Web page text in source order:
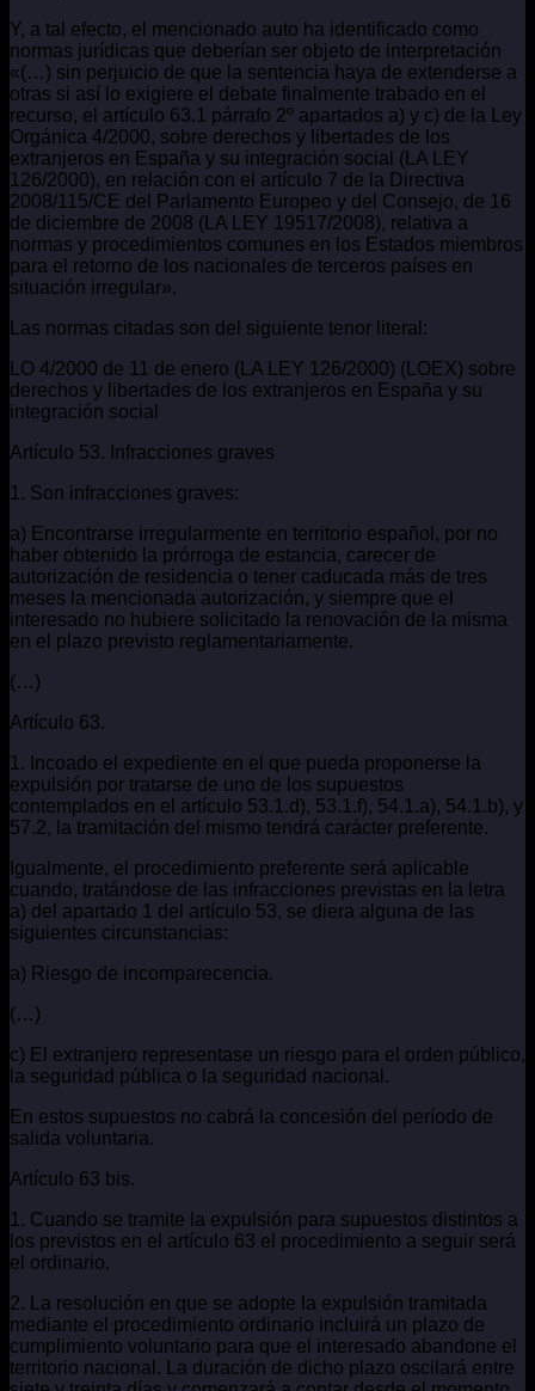
Y, a tal efecto, el mencionado auto ha identificado como
normas jurídicas que deberían ser objeto de interpretación
«(…) sin perjuicio de que la sentencia haya de extenderse a
otras si así lo exigiere el debate finalmente trabado en el
recurso, el artículo 63.1 párrafo 2º apartados a) y c) de la Ley
Orgánica 4/2000, sobre derechos y libertades de los
extranjeros en España y su integración social (LA LEY
126/2000), en relación con el artículo 7 de la Directiva
2008/115/CE del Parlamento Europeo y del Consejo, de 16
de diciembre de 2008 (LA LEY 19517/2008), relativa a
normas y procedimientos comunes en los Estados miembros
para el retorno de los nacionales de terceros países en
situación irregular».
Las normas citadas son del siguiente tenor literal:
LO 4/2000 de 11 de enero (LA LEY 126/2000) (LOEX) sobre
derechos y libertades de los extranjeros en España y su
integración social
Artículo 53. Infracciones graves
1. Son infracciones graves:
a) Encontrarse irregularmente en territorio español, por no
haber obtenido la prórroga de estancia, carecer de
autorización de residencia o tener caducada más de tres
meses la mencionada autorización, y siempre que el
interesado no hubiere solicitado la renovación de la misma
en el plazo previsto reglamentariamente.
(…)
Artículo 63.
1. Incoado el expediente en el que pueda proponerse la
expulsión por tratarse de uno de los supuestos
contemplados en el artículo 53.1.d), 53.1.f), 54.1.a), 54.1.b), y
57.2, la tramitación del mismo tendrá carácter preferente.
Igualmente, el procedimiento preferente será aplicable
cuando, tratándose de las infracciones previstas en la letra
a) del apartado 1 del artículo 53, se diera alguna de las
siguientes circunstancias:
a) Riesgo de incomparecencia.
(…)
c) El extranjero representase un riesgo para el orden público,
la seguridad pública o la seguridad nacional.
En estos supuestos no cabrá la concesión del período de
salida voluntaria.
Artículo 63 bis.
1. Cuando se tramite la expulsión para supuestos distintos a
los previstos en el artículo 63 el procedimiento a seguir será
el ordinario.
2. La resolución en que se adopte la expulsión tramitada
mediante el procedimiento ordinario incluirá un plazo de
cumplimiento voluntario para que el interesado abandone el
territorio nacional. La duración de dicho plazo oscilará entre